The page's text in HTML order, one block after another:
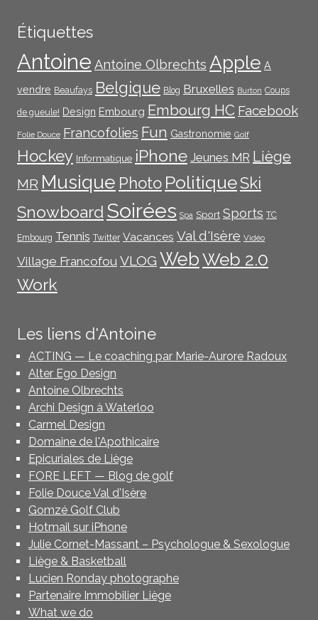
Étiquettes
Antoine Antoine Olbrechts Apple A
vendre Beaufays Belgique Blog Bruxelles Burton Coups
de gueule! Design Embourg Embourg HC Facebook
Folie Douce Francofolies Fun Gastronomie Golf
Hockey Informatique iPhone Jeunes MR Liège
MR Musique Photo PolitiqueSki
Snowboard Soirées Spa Sport Sports TC
Embourg Tennis Twitter Vacances Val d'Isère Vidéo
Village Francofou VLOG WebWeb 2.0
Work
Les liens d'Antoine
ACTING — Le coaching par Marie-Aurore Radoux
Alter Ego Design
Antoine Olbrechts
Archi Design à Waterloo
Carmel Design
Domaine de l'Apothicaire
Epicuriales de Liège
FORE LEFT — Blog de golf
Folie Douce Val d'Isère
Gomzé Golf Club
Hotmail sur iPhone
Julie Cornet-Massant – Psychologue & Sexologue
Liège & Basketball
Lucien Ronday photographe
Partenaire Immobilier Liège
What we do